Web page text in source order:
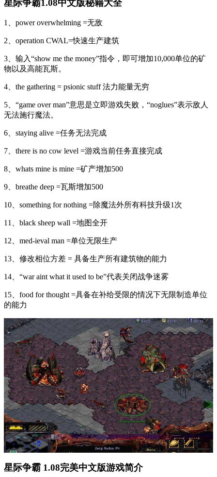
星际争霸1.08中文版秘籍大全
1、power overwhelming =无敌
2、operation CWAL=快速生产建筑
3、输入“show me the money”指令，即可增加10,000单位的矿
物以及高能瓦斯。
4、the gathering = psionic stuff 法力能量无穷
5、“game over man”意思是立即游戏失败，“noglues”表示敌人
无法施行魔法。
6、staying alive =任务无法完成
7、there is no cow level =游戏当前任务直接完成
8、whats mine is mine =矿产增加500
9、breathe deep =瓦斯增加500
10、something for nothing =除魔法外所有科技升级1次
11、black sheep wall =地图全开
12、med-ieval man =单位无限生产
13、修改相位方差 = 具备生产所有建筑物的能力
14、“war aint what it used to be”代表关闭战争迷雾
15、food for thought =具备在补给受限的情况下无限制造单位
的能力
星际争霸 1.08完美中文版游戏简介